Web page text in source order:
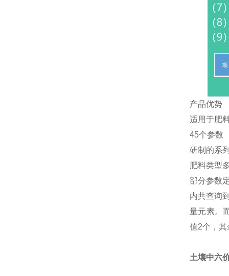
产品优势
适用于肥
45个参数
研制的系
肥料类型
部分参数
内共查询
量元素。
值2个，
土壤中六